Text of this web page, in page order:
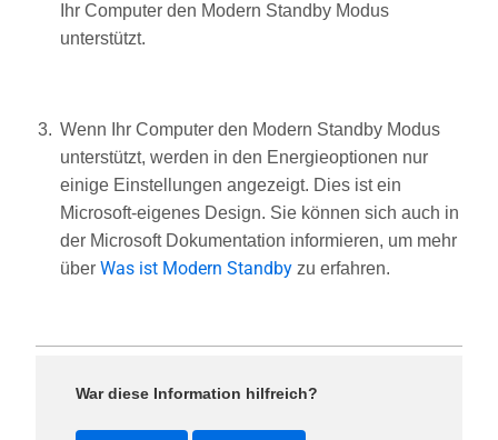
Ihr Computer den Modern Standby Modus
unterstützt.
Wenn Ihr Computer den Modern Standby Modus
unterstützt, werden in den Energieoptionen nur
einige Einstellungen angezeigt. Dies ist ein
Microsoft-eigenes Design. Sie können sich auch in
der Microsoft Dokumentation informieren, um mehr
überWas ist Modern Standby zu erfahren.
War diese Information hilfreich?